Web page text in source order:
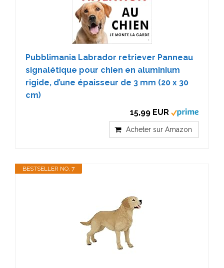
Pubblimania Labrador retriever Panneau
signalétique pour chien en aluminium
rigide, d’une épaisseur de 3 mm (20 x 30
cm)
15,99 EUR
Acheter sur Amazon
BESTSELLER NO. 7